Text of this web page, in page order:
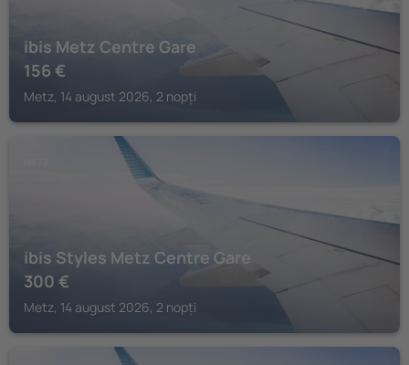
ibis Metz Centre Gare
156 €
Metz, 14 august 2026, 2 nopți
ibis Styles Metz Centre Gare
300 €
Metz, 14 august 2026, 2 nopți